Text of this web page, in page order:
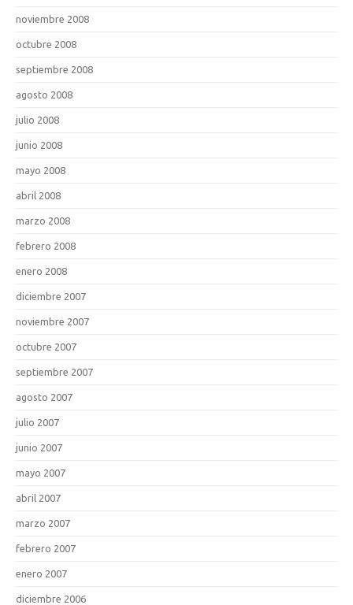
noviembre 2008
octubre 2008
septiembre 2008
agosto 2008
julio 2008
junio 2008
mayo 2008
abril 2008
marzo 2008
febrero 2008
enero 2008
diciembre 2007
noviembre 2007
octubre 2007
septiembre 2007
agosto 2007
julio 2007
junio 2007
mayo 2007
abril 2007
marzo 2007
febrero 2007
enero 2007
diciembre 2006